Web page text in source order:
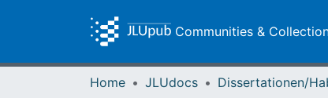
Communities &
Home JLUdocs